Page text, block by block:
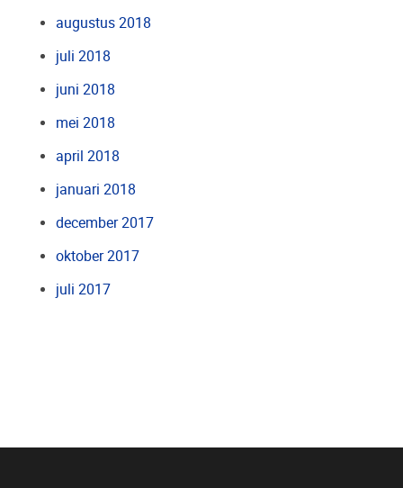
augustus 2018
juli 2018
juni 2018
mei 2018
april 2018
januari 2018
december 2017
oktober 2017
juli 2017